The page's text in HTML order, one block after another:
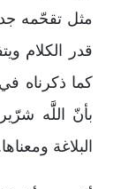
مثل تقحّمه
قدر الكلام
كما ذكرناه في
بأنّ اللََّه
البلاغة